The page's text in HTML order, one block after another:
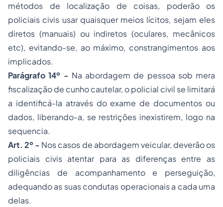
métodos de localização de coisas, poderão os
policiais civis usar quaisquer meios lícitos, sejam eles
diretos (manuais) ou indiretos (oculares, mecânicos
etc), evitando-se, ao máximo, constrangimentos aos
implicados.
Parágrafo 14º - Na abordagem de pessoa sob mera
fiscalização de cunho cautelar, o policial civil se limitará
a identificá-la através do exame de documentos ou
dados, liberando-a, se restrições inexistirem, logo na
sequencia.
Art. 2º - Nos casos de abordagem veicular, deverão os
policiais civis atentar para as diferenças entre as
diligências de acompanhamento e perseguição,
adequando as suas condutas operacionais a cada uma
delas.